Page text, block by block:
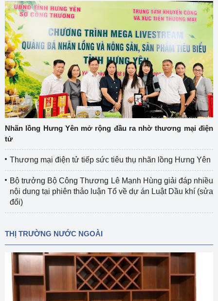
Nhãn lồng Hưng Yên mở rộng đầu ra nhờ thương mại điện
tử
Thương mại điện tử tiếp sức tiêu thụ nhãn lồng Hưng Yên
Bộ trưởng Bộ Công Thương Lê Mạnh Hùng giải đáp nhiều
nội dung tại phiên thảo luận Tổ về dự án Luật Dầu khí (sửa
đổi)
THỊ TRƯỜNG NƯỚC NGOÀI